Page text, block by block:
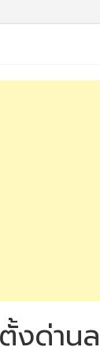
งด่าน